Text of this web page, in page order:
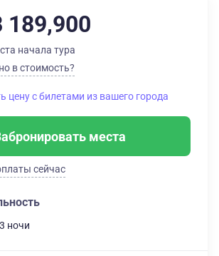
189,900
начала тура
в стоимость?
цену с билетами из вашего города
места
сейчас
3 ночи